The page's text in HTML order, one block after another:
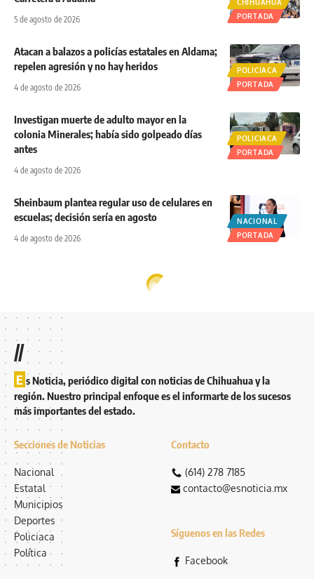
CHIHUAHUA
PORTADA
5 de agosto de 2026
POLICIACA
PORTADA
Atacan a balazos a policías estatales en Aldama;
repelen agresión y no hay heridos
4 de agosto de 2026
POLICIACA
PORTADA
Investigan muerte de adulto mayor en la
colonia Minerales; había sido golpeado días
antes
4 de agosto de 2026
NACIONAL
PORTADA
Sheinbaum plantea regular uso de celulares en
escuelas; decisión sería en agosto
4 de agosto de 2026
//
E s Noticia, periódico digital con noticias de Chihuahua y la
región. Nuestro principal enfoque es el informarte de los sucesos
más importantes del estado.
Secciones de Noticias
Nacional
Estatal
Municipios
Deportes
Policiaca
Política
Contacto
(614) 278 7185
contacto@esnoticia.mx
Síguenos en las Redes
Facebook